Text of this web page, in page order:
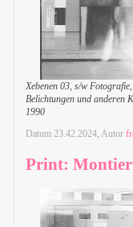
Xebenen 03, s/w
Belichtungen und anderen
1990
Datum 23.42.2024, Autor
Print: